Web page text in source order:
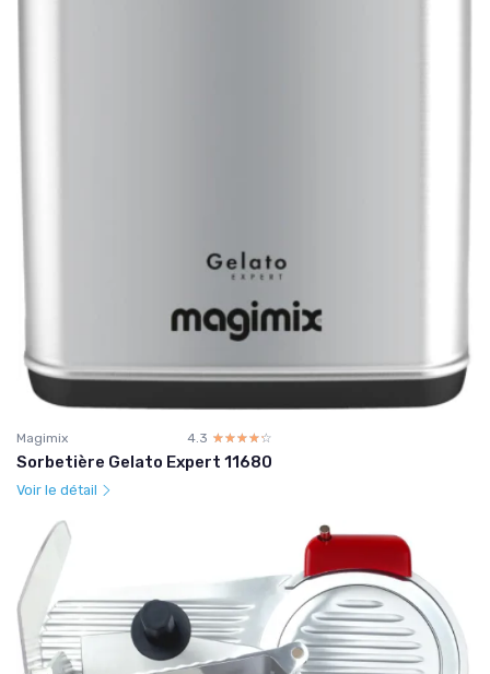
Magimix 4.3 ☆☆☆☆☆
★★★★★
Sorbetière Gelato Expert 11680
Voir le détail